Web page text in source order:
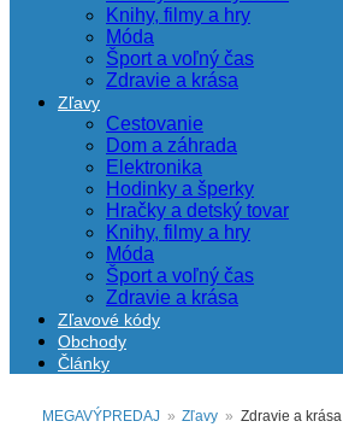
Knihy, filmy a hry
Móda
Šport a voľný čas
Zdravie a krása
Zľavy
Cestovanie
Dom a záhrada
Elektronika
Hodinky a šperky
Hračky a detský tovar
Knihy, filmy a hry
Móda
Šport a voľný čas
Zdravie a krása
Zľavové kódy
Obchody
Články
MEGAVÝPREDAJ » Zľavy » Zdravie a krása